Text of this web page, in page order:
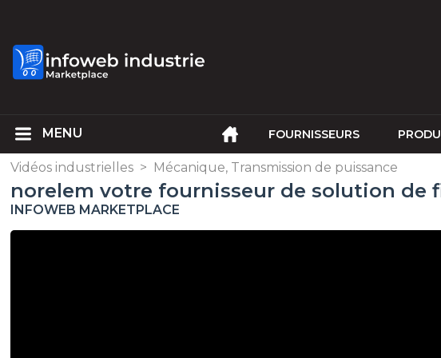
FOURNISSEURS
Vidéos industrielles > Mécanique, Transmission de puissance
norelem votre fournisseur de solution de
INFOWEB MARKETPLACE